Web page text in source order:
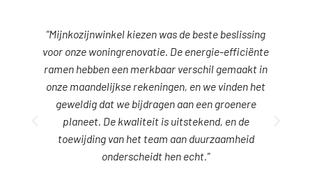
was de beste beslissing
De energie-efficiënte
verschil gemaakt in
en we vinden het
aan een groenere
is uitstekend, en de
team aan duurzaamheid
“Ik koos voor
voor duurzaamheid. Mijn huis
mijn energierekeningen zijn
goed omdat ik mijn